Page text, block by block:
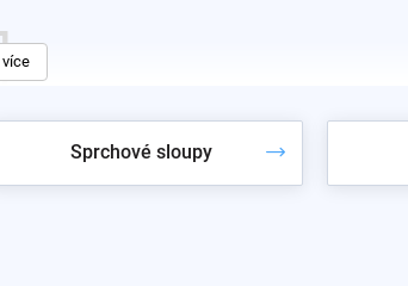
ostatní kategorie.
Sprchové sloupy